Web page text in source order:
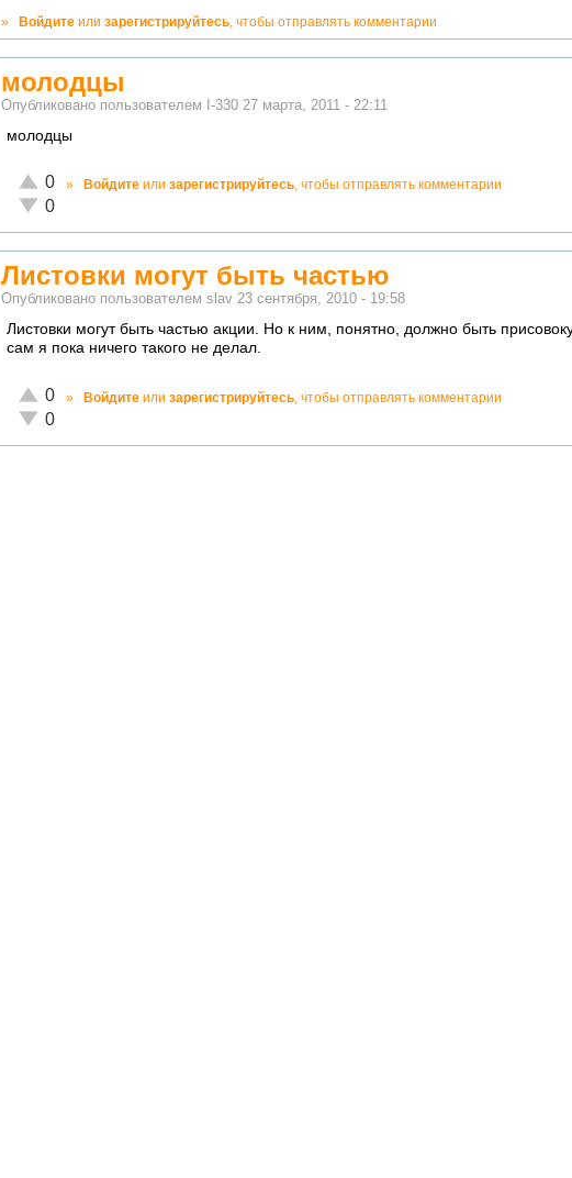
» Войдите или зарегистрируйтесь , чтобы отправлять комментарии
молодцы
Опубликовано пользователем I-330 27 марта, 2011 - 22:11
молодцы
Отлично!
0
Неадекватно!
0
» Войдите или зарегистрируйтесь, чтобы отправлять комментарии
Листовки могут быть частью
Опубликовано пользователем slav 23 сентября, 2010 - 19:58
Листовки могут быть частью акции. Но к ним, понятно, должно быть
сам я пока ничего такого не делал.
Отлично!
0
Неадекватно!
0
» Войдите или зарегистрируйтесь , чтобы отправлять комментарии